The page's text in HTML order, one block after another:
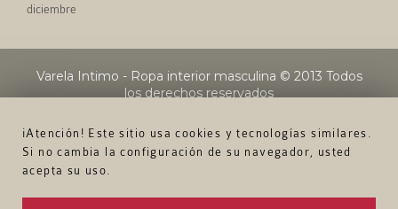
¡Atención! Este sitio usa cookies y tecnologías similares.
Si no cambia la configuración de su navegador, usted
acepta su uso.
diciembre
Varela Intimo - Ropa interior masculina © 2013 Todos
los derechos reservados